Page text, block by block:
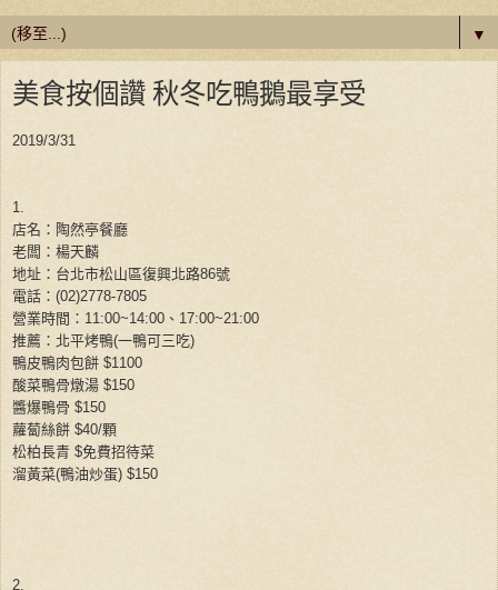
▼
美食按個讚 秋冬吃鴨鵝最享受‬
2019/3/31
1.
店名：陶然亭餐廳
老闆：楊天麟
地址：台北市松山區復興北路86號
電話： (02)2778-7805
營業時間： 11:00~14:00 、 17:00~21:00
推薦：北平烤鴨(一鴨可三吃)
鴨皮鴨肉包餅 $1100
酸菜鴨骨燉湯 $150
醬爆鴨骨 $150
蘿蔔絲餅 $40/顆
松柏長青 $免費招待菜
溜黃菜(鴨油炒蛋) $150
2.